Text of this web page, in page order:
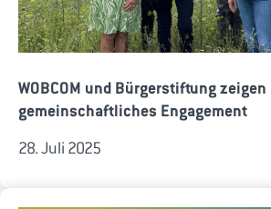
WOBCOM und Bürgerstiftung zeigen
gemeinschaftliches Engagement
28. Juli 2025